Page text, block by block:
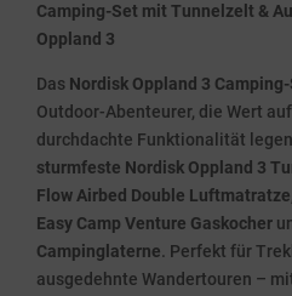
Camping-Set mit Tunnelzelt &
Oppland 3
Das Nordisk Oppland 3
Outdoor-Abenteurer, die Wert
durchdachte Funktionalität
sturmfeste Nordisk Oppland 3
Flow Airbed Double Luftmatratze
Easy Camp Venture Gaskocher
Campinglaterne. Perfekt für
ausgedehnte Wandertouren –